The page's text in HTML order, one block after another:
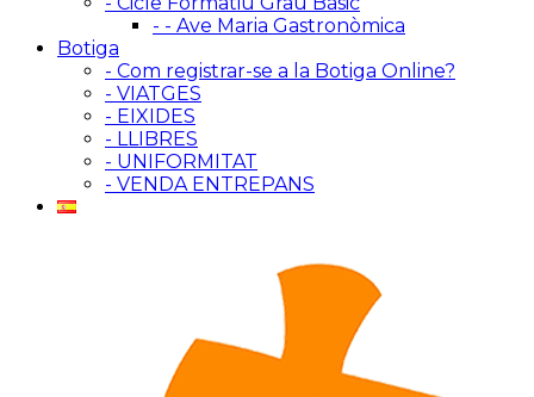
- - Ave Maria Gastronòmica
Botiga
- Com registrar-se a la Botiga Online?
- VIATGES
- EIXIDES
- LLIBRES
- UNIFORMITAT
- VENDA ENTREPANS